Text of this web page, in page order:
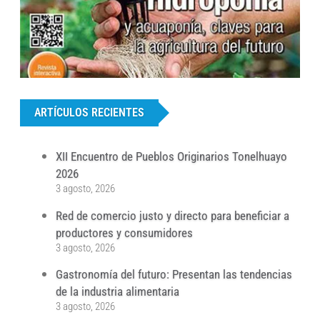
ARTÍCULOS RECIENTES
XII Encuentro de Pueblos Originarios Tonelhuayo
2026
3 agosto, 2026
Red de comercio justo y directo para beneficiar a
productores y consumidores
3 agosto, 2026
Gastronomía del futuro: Presentan las tendencias
de la industria alimentaria
3 agosto, 2026